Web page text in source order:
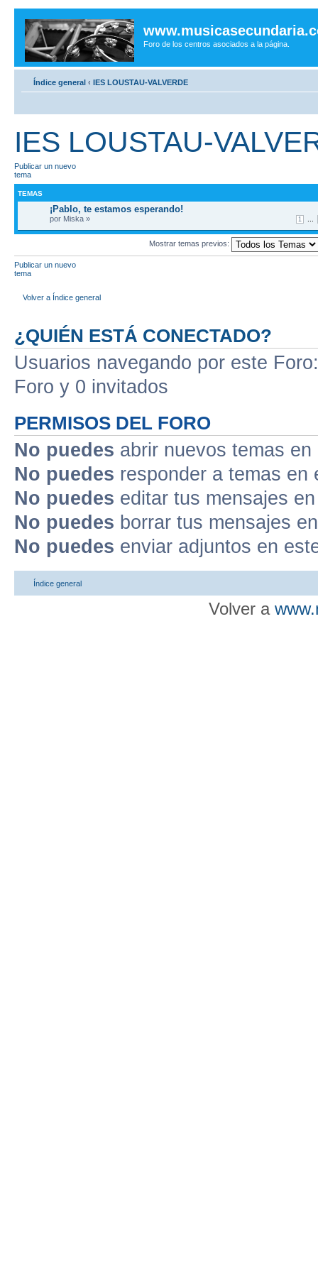
Foro de los centros asociados a la página.
Índice general ‹ IES LOUSTAU-VALVERDE
IES LOUSTAU-
Publicar un nuevo
tema
TEMAS
¡Pablo, te estamos esperando!
1
por Miska »
Mostrar temas previos:
Publicar un nuevo
tema
Volver a Índice general
¿QUIÉN ESTÁ CONECTADO?
Usuarios navegando por este
Foro y 0 invitados
PERMISOS DEL FORO
No puedes abrir nuevos temas
No puedes responder a temas en
No puedes editar tus mensajes
No puedes borrar tus mensajes
No puedes enviar adjuntos en
Índice general
Volver a